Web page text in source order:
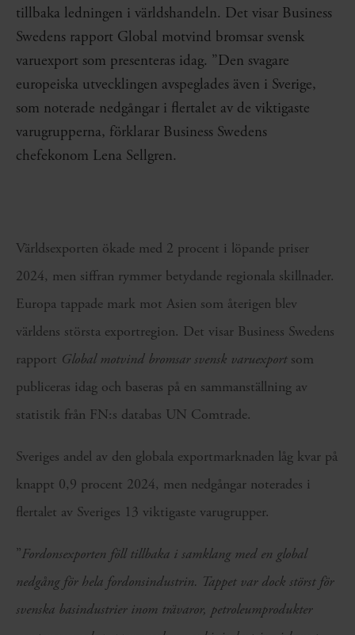
tillbaka ledningen i världshandeln. Det visar Business
Swedens rapport Global motvind bromsar svensk
varuexport som presenteras idag. ”Den svagare
europeiska utvecklingen avspeglades även i Sverige,
som noterade nedgångar i flertalet av de viktigaste
varugrupperna, förklarar Business Swedens
chefekonom Lena Sellgren.
Världsexporten ökade med 2 procent i löpande priser
2024, men siffran rymmer betydande regionala skillnader.
Europa tappade mark mot Asien som återigen blev
världens största exportregion. Det visar Business Swedens
rapport Global motvind bromsar svensk varuexportsom
publiceras idag och baseras på en sammanställning av
statistik från FN:s databas UN Comtrade.
Sveriges andel av den globala exportmarknaden låg kvar på
knappt 0,9 procent 2024, men nedgångar noterades i
flertalet av Sveriges 13 viktigaste varugrupper.
”Fordonsexporten föll tillbaka i samklang med en global
nedgång för hela fordonsindustrin. Tappet var dock störst för
svenska basindustrier inom trävaror, petroleumprodukter